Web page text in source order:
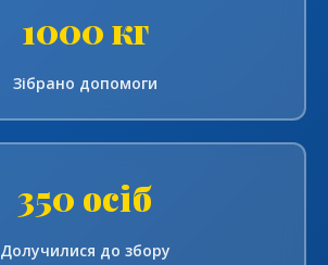
1000 кг
Зібрано допомоги
350 осіб
Долучилися до збору